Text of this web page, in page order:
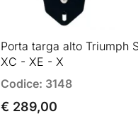
Porta targa alto Triumph
XC - XE - X
Codice: 3148
€ 289,00